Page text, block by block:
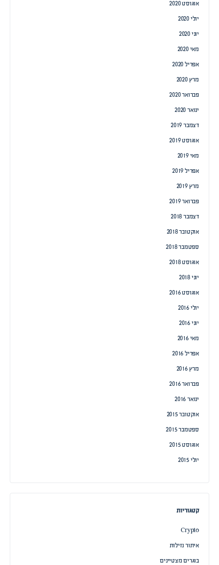
אוגוסט 2020
יולי 2020
יוני 2020
מאי 2020
אפריל 2020
מרץ 2020
פברואר 2020
ינואר 2020
דצמבר 2019
אוגוסט 2019
מאי 2019
אפריל 2019
מרץ 2019
פברואר 2019
דצמבר 2018
אוקטובר 2018
ספטמבר 2018
אוגוסט 2018
יוני 2018
אוגוסט 2016
יולי 2016
יוני 2016
מאי 2016
אפריל 2016
מרץ 2016
פברואר 2016
ינואר 2016
אוקטובר 2015
ספטמבר 2015
אוגוסט 2015
יולי 2015
קטגוריות
Crypto
איתור נזילות
בוגרים מצטיינים